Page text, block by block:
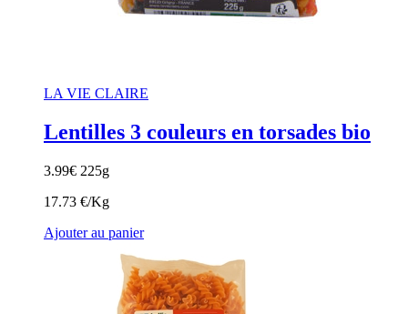
LA VIE CLAIRE
Lentilles 3 couleurs en torsades bio
3.99€ 225g
17.73 €/Kg
Ajouter au panier